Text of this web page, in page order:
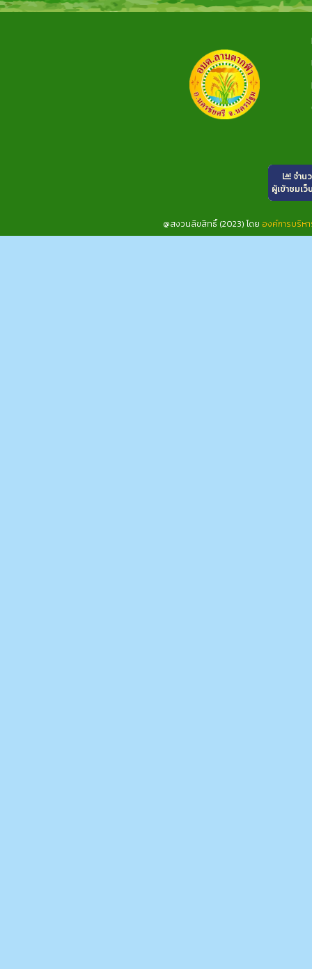
จำน
ผู้เข้าชมเว็
@สงวนลิขสิทธิ์ (2023) โดย องค์การบริห